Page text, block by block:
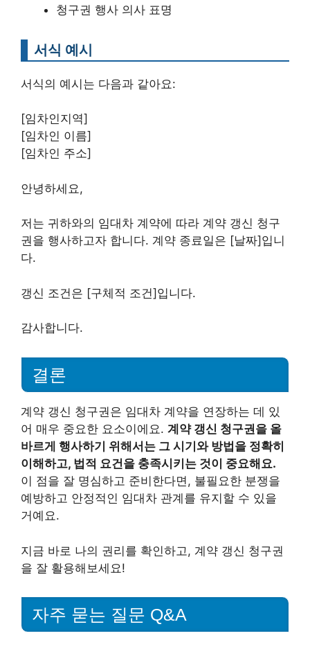
청구권 행사 의사 표명
서식 예시
서식의 예시는 다음과 같아요:
[임차인지역]
[임차인 이름]
[임차인 주소]
안녕하세요,
저는 귀하와의 임대차 계약에 따라 계약 갱신 청구
권을 행사하고자 합니다. 계약 종료일은 [날짜]입니
다.
갱신 조건은 [구체적 조건]입니다.
감사합니다.
결론
계약 갱신 청구권은 임대차 계약을 연장하는 데 있
어 매우 중요한 요소이에요. 계약 갱신 청구권을 올
바르게 행사하기 위해서는 그 시기와 방법을 정확히
이해하고, 법적 요건을 충족시키는 것이 중요해요.
이 점을 잘 명심하고 준비한다면, 불필요한 분쟁을
예방하고 안정적인 임대차 관계를 유지할 수 있을
거예요.
지금 바로 나의 권리를 확인하고, 계약 갱신 청구권
을 잘 활용해보세요!
자주 묻는 질문 Q&A